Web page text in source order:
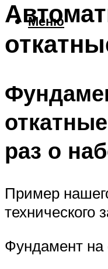
Меню
раз о
Пример
технического
Фундамент на